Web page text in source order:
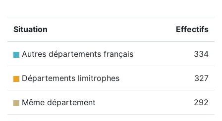
Situation Effectifs
Autres départements français 334
Départements limitrophes 327
Même département 292